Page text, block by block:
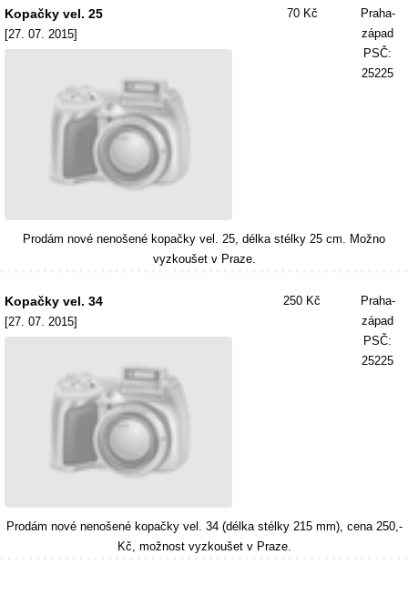
Kopačky vel. 25
[27. 07. 2015]
70 Kč
Praha-
západ
PSČ:
25225
Prodám nové nenošené kopačky vel. 25, délka stélky 25 cm. Možno
vyzkoušet v Praze.
Kopačky vel. 34
[27. 07. 2015]
250 Kč
Praha-
západ
PSČ:
25225
Prodám nové nenošené kopačky vel. 34 (délka stélky 215 mm), cena 250,-
Kč, možnost vyzkoušet v Praze.